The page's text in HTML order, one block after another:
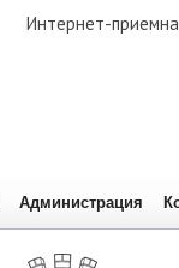
Интернет-
Администрация